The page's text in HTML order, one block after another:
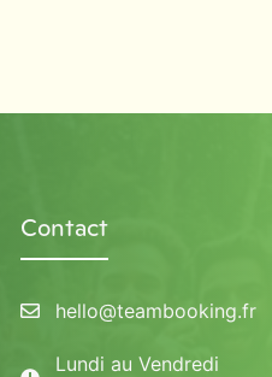
Contact
hello@teambooking.fr
Lundi au Vendredi